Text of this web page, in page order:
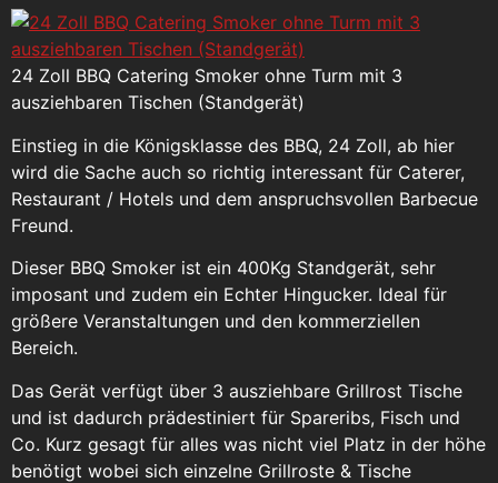
24 Zoll BBQ Catering Smoker ohne Turm mit 3
ausziehbaren Tischen (Standgerät)
Einstieg in die Königsklasse des BBQ, 24 Zoll, ab hier
wird die Sache auch so richtig interessant für Caterer,
Restaurant / Hotels und dem anspruchsvollen Barbecue
Freund.
Dieser BBQ Smoker ist ein 400Kg Standgerät, sehr
imposant und zudem ein Echter Hingucker. Ideal für
größere Veranstaltungen und den kommerziellen
Bereich.
Das Gerät verfügt über 3 ausziehbare Grillrost Tische
und ist dadurch prädestiniert für Spareribs, Fisch und
Co. Kurz gesagt für alles was nicht viel Platz in der höhe
benötigt wobei sich einzelne Grillroste & Tische